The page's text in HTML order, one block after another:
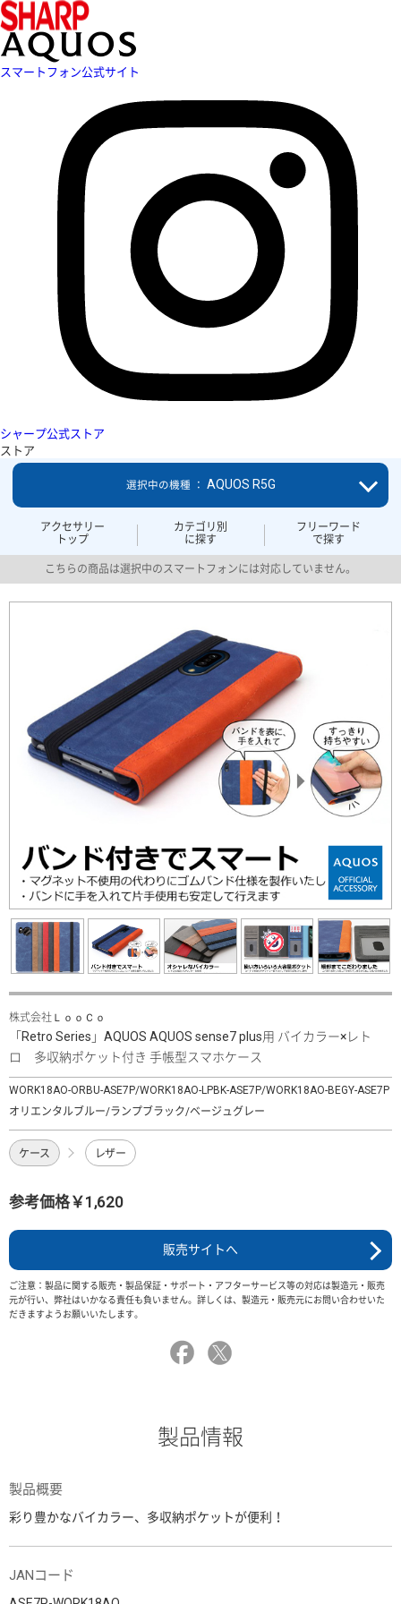
スマートフォン公式サイト
シャープ公式ストア
ストア
アクセサリー
トップ
カテゴリ別
に探す
フリーワード
で探す
選択中の機種 ： AQUOS R5G
こちらの商品は選択中のスマートフォンには対応していません。
株式会社ＬｏｏＣｏ
「Retro Series」AQUOS AQUOS sense7 plus用 バイカラー×レト
ロ 多収納ポケット付き 手帳型スマホケース
WORK18AO-ORBU-ASE7P/WORK18AO-LPBK-ASE7P/WORK18AO-BEGY-ASE7P
オリエンタルブルー/ランプブラック/ベージュグレー
ケース レザー
参考価格￥1,620
販売サイトへ
ご注意：製品に関する販売・製品保証・サポート・アフターサービス等の対応は製造元・販売
元が行い、弊社はいかなる責任も負いません。詳しくは、製造元・販売元にお問い合わせいた
だきますようお願いいたします。
製品情報
製品概要
彩り豊かなバイカラー、多収納ポケットが便利！
JANコード